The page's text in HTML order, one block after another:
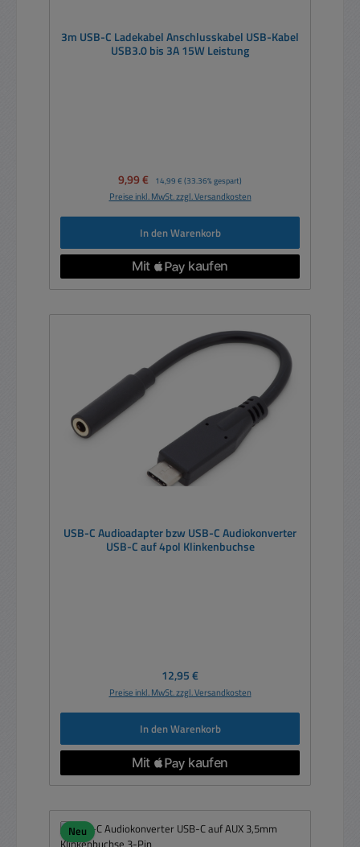
3m USB-C Ladekabel Anschlusskabel USB-Kabel
USB3.0 bis 3A 15W Leistung
Verkaufspreis:
9,99 € Regulärer Preis:
14,99 € (33.36% gespart)
Preise inkl. MwSt. zzgl. Versandkosten
In den Warenkorb
USB-C Audioadapter bzw USB-C Audiokonverter
USB-C auf 4pol Klinkenbuchse
Regulärer Preis:
12,95 €
Preise inkl. MwSt. zzgl. Versandkosten
In den Warenkorb
Neu